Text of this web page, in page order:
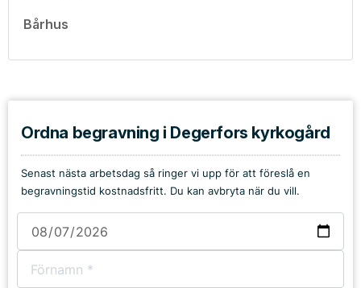
Bårhus
Ordna begravning i Degerfors kyrkogård
Senast nästa arbetsdag så ringer vi upp för att föreslå en
begravningstid kostnadsfritt. Du kan avbryta när du vill.